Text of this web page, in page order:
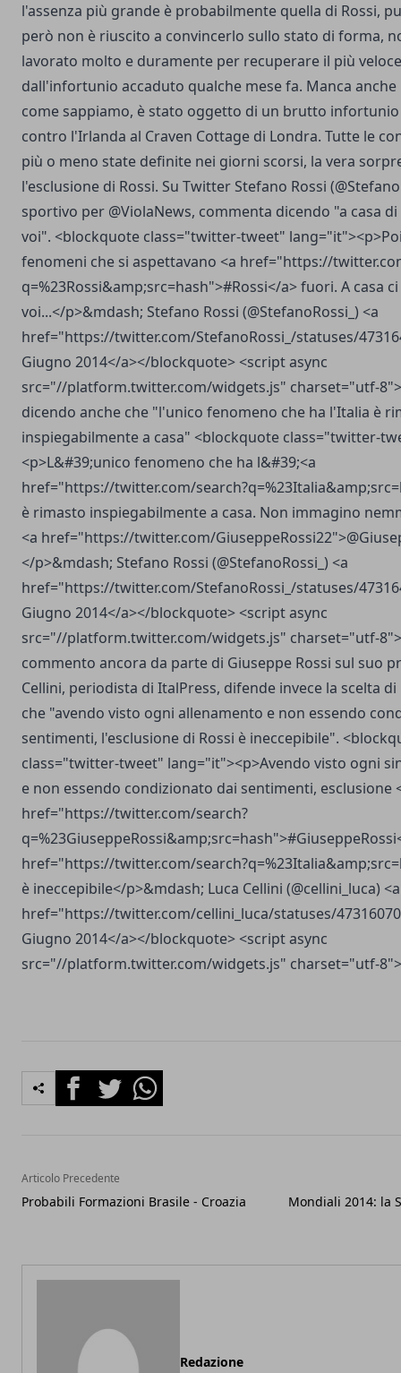
l'assenza più grande è probabilmente quella di Rossi,
però non è riuscito a convincerlo sullo stato di forma,
lavorato molto e duramente per recuperare il più
dall'infortunio accaduto qualche mese fa. Manca
come sappiamo, è stato oggetto di un brutto infortunio
contro l'Irlanda al Craven Cottage di Londra. Tutte le
più o meno state definite nei giorni scorsi, la vera
l'esclusione di Rossi. Su Twitter Stefano Rossi
sportivo per @ViolaNews, commenta dicendo "a casa
voi". <blockquote class="twitter-tweet"
fenomeni che si aspettavano <a href="https://
q=%23Rossi&amp;src=hash">#Rossi</a> fuori. A casa
voi...</p>&mdash; Stefano Rossi (@StefanoRossi_) <a
href="https://twitter.com/StefanoRossi_/statuses/
Giugno 2014</a></blockquote> <script async
src="//platform.twitter.com/widgets.js" charset="utf-
dicendo anche che "l'unico fenomeno che ha l'Italia è
inspiegabilmente a casa" <blockquote class="twitter-
<p>L&#39;unico fenomeno che ha l&#39;<a
href="https://twitter.com/
è rimasto inspiegabilmente a casa. Non immagino
<a href="https://twitter.com/
</p>&mdash; Stefano Rossi (@StefanoRossi_) <a
href="https://twitter.com/StefanoRossi_/statuses/
Giugno 2014</a></blockquote> <script async
src="//platform.twitter.com/widgets.js" charset="utf-
commento ancora da parte di Giuseppe Rossi sul suo
Cellini, periodista di ItalPress, difende invece la scelta
che "avendo visto ogni allenamento e non essendo
sentimenti, l'esclusione di Rossi è ineccepibile".
class="twitter-tweet" lang="it"><p>Avendo visto ogni
e non essendo condizionato dai sentimenti, esclusione
href="https://twitter.com/search?
href="https://twitter.com/
è ineccepibile</p>&mdash; Luca Cellini (@cellini_luca) <a
href="https://twitter.com/cellini_luca/statuses/
Giugno 2014</a></blockquote> <script async
src="//platform.twitter.com/widgets.js" charset="utf-
FacebookTwitterWhatsapp
Articolo Precedente
Probabili Formazioni Brasile - Croazia Mondiali 2014: la
Redazione